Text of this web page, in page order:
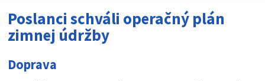
Poslanci schváli operačný plán
zimnej údržby
Doprava